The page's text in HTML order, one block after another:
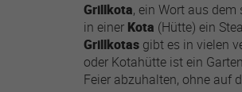
Grillkota, ein Wort aus
in einer Kota (Hütte) ein
Grillkotasgibt es in vielen
oder Kotahütte ist ein
Feier abzuhalten, ohne auf